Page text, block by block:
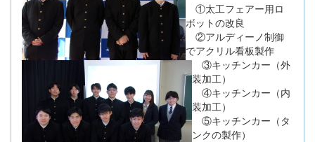
①太工フェアー用ロ
ボットの改良
②アルディーノ制御
でアクリル看板製作
③キッチンカー（外
装加工）
④キッチンカー（内
装加工）
⑤キッチンカー（タ
ンクの製作）